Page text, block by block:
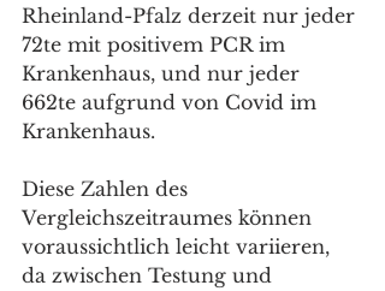
Rheinland-Pfalz derzeit nur jeder
72te mit positivem PCR im
Krankenhaus, und nur jeder
662te aufgrund von Covid im
Krankenhaus.
Diese Zahlen des
Vergleichszeitraumes können
voraussichtlich leicht variieren,
da zwischen Testung und